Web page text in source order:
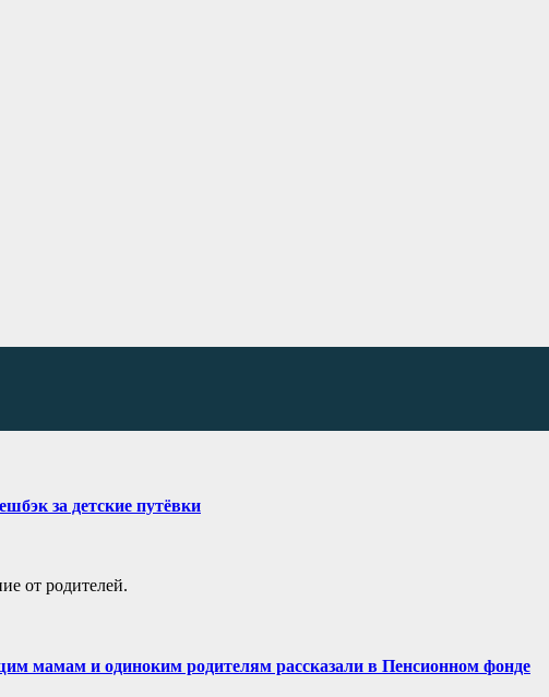
за детские путёвки
от родителей.
мамам и одиноким родителям рассказали в Пенсионном фонде